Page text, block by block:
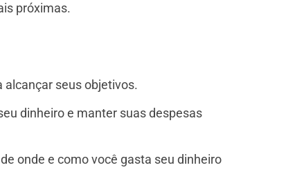
próximas.
alcançar seus objetivos.
dinheiro e manter suas despesas
onde e como você gasta seu dinheiro